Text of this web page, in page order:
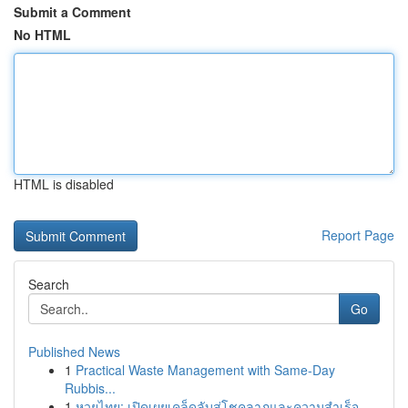
Submit a Comment
No HTML
HTML is disabled
Report Page
Search
Go
Published News
1 Practical Waste Management with Same-Day
Rubbis...